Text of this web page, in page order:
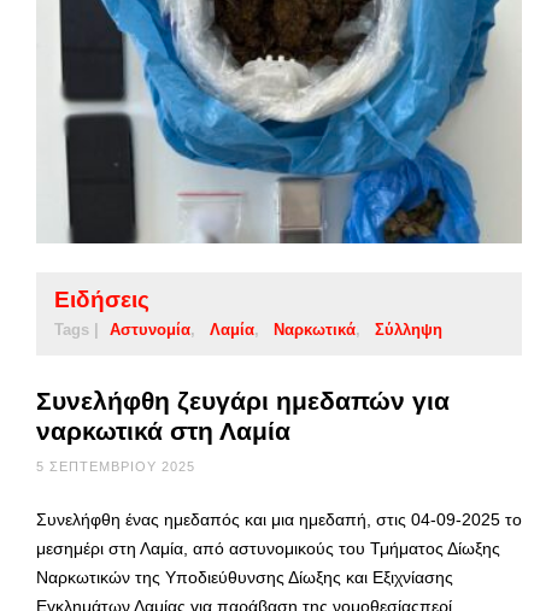
Ειδήσεις
Tags | Αστυνομία Λαμία Ναρκωτικά Σύλληψη
Συνελήφθη ζευγάρι ημεδαπών για
ναρκωτικά στη Λαμία
5 ΣΕΠΤΕΜΒΡΊΟΥ 2025
Συνελήφθη ένας ημεδαπός και μια ημεδαπή, στις 04-09-2025 το
μεσημέρι στη Λαμία, από αστυνομικούς του Τμήματος Δίωξης
Ναρκωτικών της Υποδιεύθυνσης Δίωξης και Εξιχνίασης
Εγκλημάτων Λαμίας,για παράβαση της νομοθεσίαςπερί